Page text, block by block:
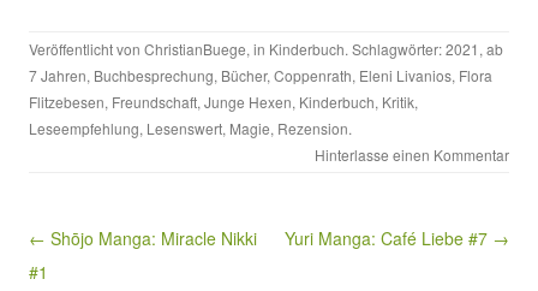
für Kinder ab 7 Jahren.
Den ersten Band habe ich
euch schon vorgestellt.
Leider scheint es so, als
Veröffentlicht von ChristianBuege, in Kinderbuch. Schlagwörter:2021 , ab
7 Jahren, Buchbesprechung, Bücher, Coppenrath, Eleni Livanios, Flora
Flitzebesen, Freundschaft, Junge Hexen, Kinderbuch, Kritik,
Leseempfehlung, Lesenswert, Magie, Rezension.
Hinterlasse einen Kommentar
Beitragsnavigation
← Shōjo Manga: Miracle Nikki
#1
Yuri Manga: Café Liebe #7 →